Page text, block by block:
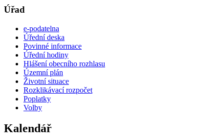
Úřad
e-podatelna
Úřední deska
Povinné informace
Úřední hodiny
Hlášení obecního rozhlasu
Územní plán
Životní situace
Rozklikávací rozpočet
Poplatky
Volby
Kalendář